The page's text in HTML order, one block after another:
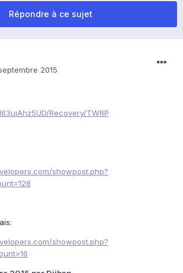
Répondre à ce sujet
2015
Recovery/TWRP
showpost.php?
showpost.php?